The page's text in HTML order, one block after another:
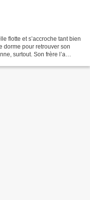
flotte et s’accroche tant bien
dorme pour retrouver son
surtout. Son frère l’a